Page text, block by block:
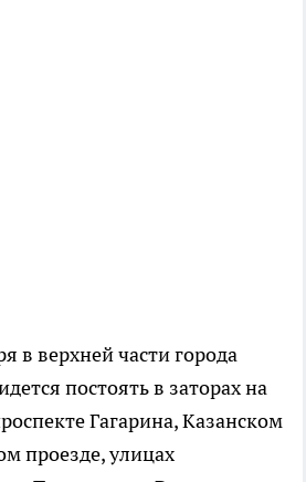
в верхней части города
постоять в заторах на
Гагарина, Казанском
проезде, улицах